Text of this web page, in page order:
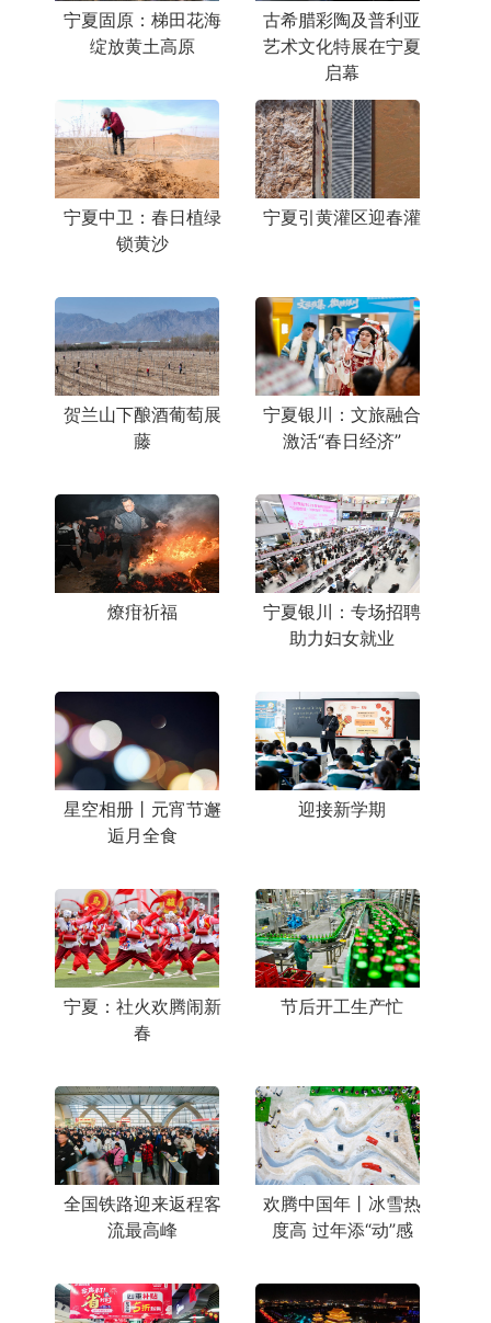
宁夏固原：梯田花海
绽放黄土高原
古希腊彩陶及普利亚
艺术文化特展在宁夏
启幕
宁夏中卫：春日植绿
锁黄沙
宁夏引黄灌区迎春灌
贺兰山下酿酒葡萄展
藤
宁夏银川：文旅融合
激活“春日经济”
燎疳祈福
宁夏银川：专场招聘
助力妇女就业
星空相册丨元宵节邂
逅月全食
迎接新学期
宁夏：社火欢腾闹新
春
节后开工生产忙
全国铁路迎来返程客
流最高峰
欢腾中国年丨冰雪热
度高 过年添“动”感